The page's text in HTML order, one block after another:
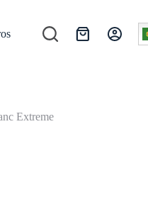
Carrinho
Extreme